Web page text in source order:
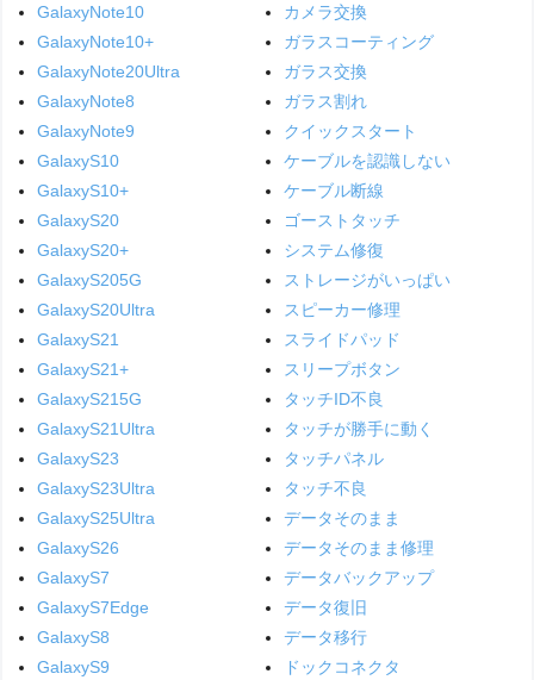
GalaxyNote10
GalaxyNote10+
GalaxyNote20Ultra
GalaxyNote8
GalaxyNote9
GalaxyS10
GalaxyS10+
GalaxyS20
GalaxyS20+
GalaxyS205G
GalaxyS20Ultra
GalaxyS21
GalaxyS21+
GalaxyS215G
GalaxyS21Ultra
GalaxyS23
GalaxyS23Ultra
GalaxyS25Ultra
GalaxyS26
GalaxyS7
GalaxyS7Edge
GalaxyS8
GalaxyS9
カメラ交換
ガラスコーティング
ガラス交換
ガラス割れ
クイックスタート
ケーブルを認識しない
ケーブル断線
ゴーストタッチ
システム修復
ストレージがいっぱい
スピーカー修理
スライドパッド
スリープボタン
タッチID不良
タッチが勝手に動く
タッチパネル
タッチ不良
データそのまま
データそのまま修理
データバックアップ
データ復旧
データ移行
ドックコネクタ